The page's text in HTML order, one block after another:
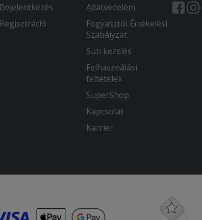
Bejelentkezés
Regisztráció
Adatvédelem
Fogyasztói Értékelési
Szabályzat
Süti kezelés
Felhasználási
feltételek
SuperShop
Kapcsolat
Karrier